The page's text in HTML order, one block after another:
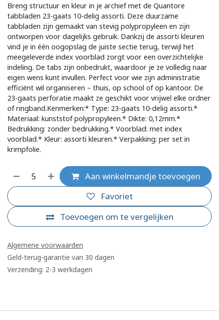
Breng structuur en kleur in je archief met de Quantore
tabbladen 23-gaats 10-delig assorti. Deze duurzame
tabbladen zijn gemaakt van stevig polypropyleen en zijn
ontworpen voor dagelijks gebruik. Dankzij de assorti kleuren
vind je in één oogopslag de juiste sectie terug, terwijl het
meegeleverde index voorblad zorgt voor een overzichtelijke
indeling. De tabs zijn onbedrukt, waardoor je ze volledig naar
eigen wens kunt invullen. Perfect voor wie zijn administratie
efficiënt wil organiseren – thuis, op school of op kantoor. De
23-gaats perforatie maakt ze geschikt voor vrijwel elke ordner
of ringband.Kenmerken:* Type: 23-gaats 10-delig assorti.*
Materiaal: kunststof polypropyleen.* Dikte: 0,12mm.*
Bedrukking: zonder bedrukking.* Voorblad: met index
voorblad.* Kleur: assorti kleuren.* Verpakking: per set in
krimpfolie.
Aan winkelmandje toevoegen
Toevoegen om te vergelijken
Favoriet
Algemene voorwaarden
Geld-terug-garantie van 30 dagen
Verzending: 2-3 werkdagen